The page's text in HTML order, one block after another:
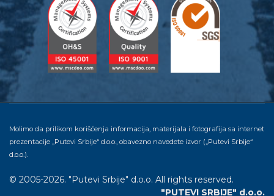
Molimo da prilikom korišćenja informacija, materijala i fotografija sa internet
prezentacije „Putevi Srbije“ d.o.o., obavezno navedete izvor („Putevi Srbije“
d.o.o.).
© 2005-2026. "Putevi Srbije" d.o.o. All rights reserved.
"PUTEVI SRBIJE" d.o.o.